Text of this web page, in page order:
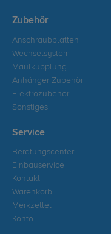
Zubehör
Anschraubplatten
Wechselsystem
Maulkupplung
Anhänger Zubehör
Elektrozubehör
Sonstiges
Service
Beratungscenter
Einbauservice
Kontakt
Warenkorb
Merkzettel
Konto